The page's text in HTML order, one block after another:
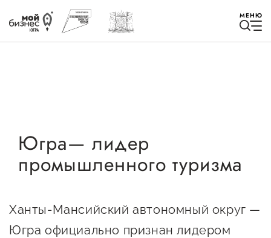
МЕНЮ
Быть в курсе
Мероприятия
Югра— лидер
промышленного туризма
Ханты‑Мансийский автономный округ —
Югра официально признан лидером